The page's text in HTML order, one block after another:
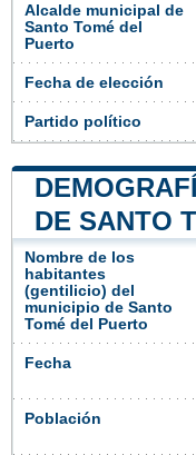
Alcalde municipal de
Santo Tomé del
Puerto
Fecha de elección
Partido político
DE SANTO
Nombre de los
habitantes
(gentilicio) del
municipio de Santo
Tomé del Puerto
Fecha
Población